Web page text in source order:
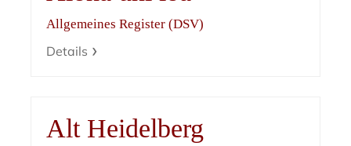
Allgemeines Register (DSV)
Details
Alt Heidelberg